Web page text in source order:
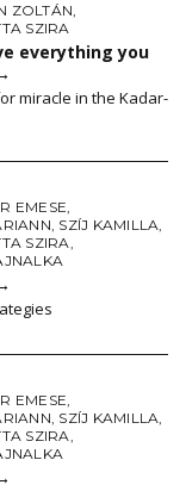
ZOLTÁN,
SZIRA
everything you
miracle in the Kadar-
EMESE,
, SZÍJ KAMILLA,
SZIRA,
EMESE,
, SZÍJ KAMILLA,
SZIRA,